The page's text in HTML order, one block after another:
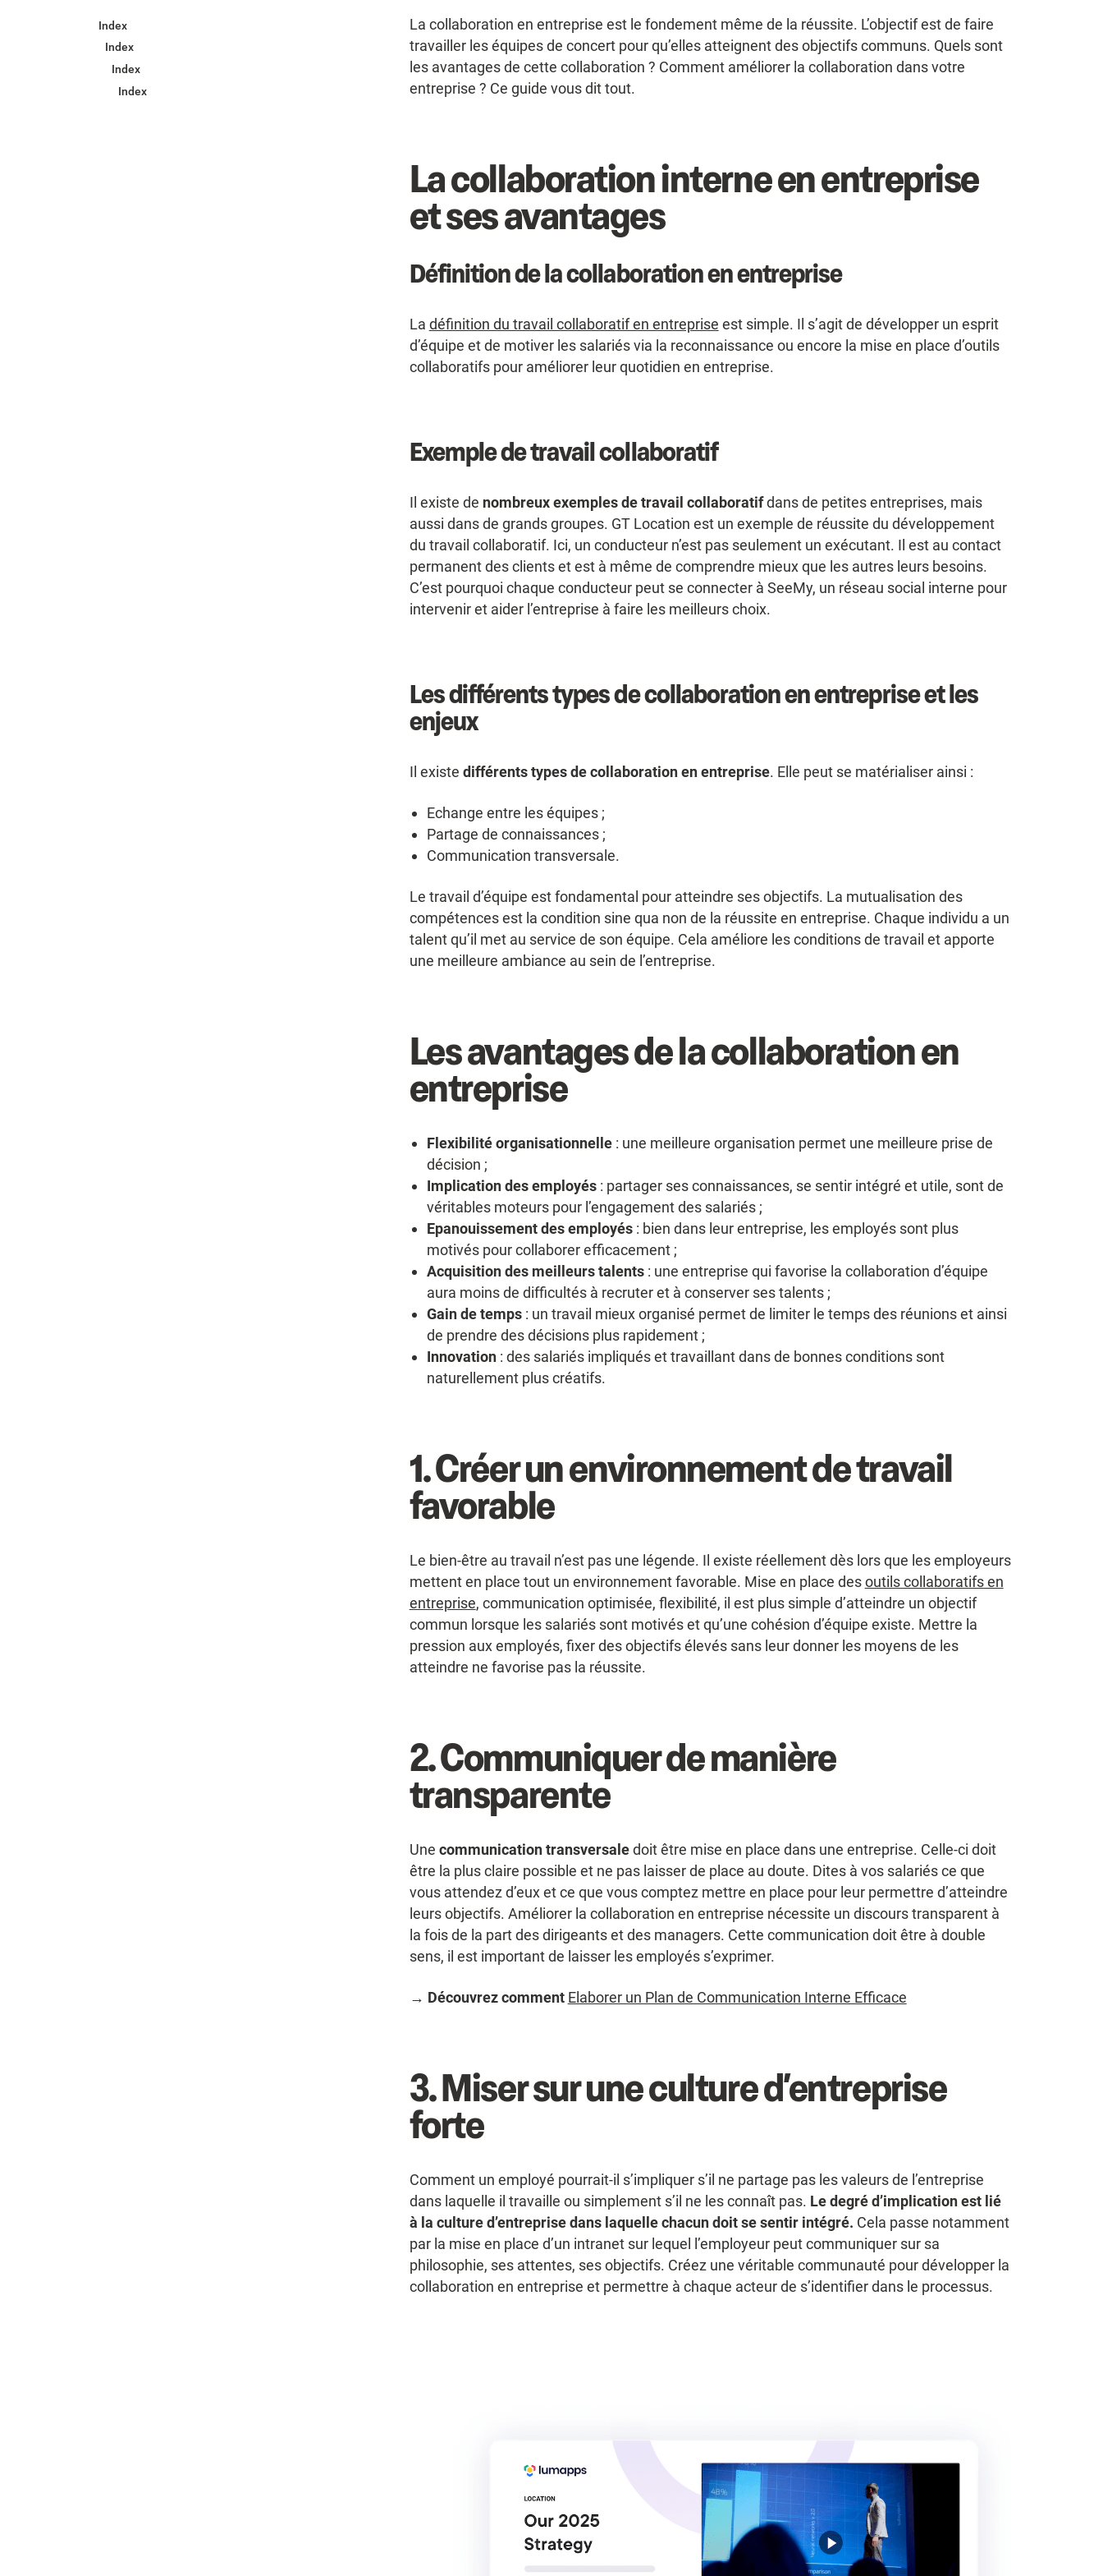
Index
Index
Index
Index
La collaboration en entreprise est le fondement même de la réussite. L’objectif est de faire
travailler les équipes de concert pour qu’elles atteignent des objectifs communs. Quels sont
les avantages de cette collaboration ? Comment améliorer la collaboration dans votre
entreprise ? Ce guide vous dit tout.
La collaboration interne en entreprise
et ses avantages
Définition de la collaboration en entreprise
La définition du travail collaboratif en entreprise est simple. Il s’agit de développer un esprit
d’équipe et de motiver les salariés via la reconnaissance ou encore la mise en place d’outils
collaboratifs pour améliorer leur quotidien en entreprise.
Exemple de travail collaboratif
Il existe de nombreux exemples de travail collaboratifdans de petites entreprises, mais
aussi dans de grands groupes. GT Location est un exemple de réussite du développement
du travail collaboratif. Ici, un conducteur n’est pas seulement un exécutant. Il est au contact
permanent des clients et est à même de comprendre mieux que les autres leurs besoins.
C’est pourquoi chaque conducteur peut se connecter à SeeMy, un réseau social interne pour
intervenir et aider l’entreprise à faire les meilleurs choix.
Les différents types de collaboration en entreprise et les
enjeux
Il existe différents types de collaboration en entreprise. Elle peut se matérialiser ainsi :
Echange entre les équipes ;
Partage de connaissances ;
Communication transversale.
Le travail d’équipe est fondamental pour atteindre ses objectifs. La mutualisation des
compétences est la condition sine qua non de la réussite en entreprise. Chaque individu a un
talent qu’il met au service de son équipe. Cela améliore les conditions de travail et apporte
une meilleure ambiance au sein de l’entreprise.
Les avantages de la collaboration en
entreprise
Flexibilité organisationnelle : une meilleure organisation permet une meilleure prise de
décision ;
Implication des employés : partager ses connaissances, se sentir intégré et utile, sont de
véritables moteurs pour l’engagement des salariés ;
Epanouissement des employés : bien dans leur entreprise, les employés sont plus
motivés pour collaborer efficacement ;
Acquisition des meilleurs talents : une entreprise qui favorise la collaboration d’équipe
aura moins de difficultés à recruter et à conserver ses talents ;
Gain de temps : un travail mieux organisé permet de limiter le temps des réunions et ainsi
de prendre des décisions plus rapidement ;
Innovation : des salariés impliqués et travaillant dans de bonnes conditions sont
naturellement plus créatifs.
1.Créer un environnement de travail
favorable
Le bien-être au travail n’est pas une légende. Il existe réellement dès lors que les employeurs
mettent en place tout un environnement favorable. Mise en place desoutils collaboratifs en
entreprise, communication optimisée, flexibilité, il est plus simple d’atteindre un objectif
commun lorsque les salariés sont motivés et qu’une cohésion d’équipe existe. Mettre la
pression aux employés, fixer des objectifs élevés sans leur donner les moyens de les
atteindre ne favorise pas la réussite.
2.Communiquer de manière
transparente
Une communication transversaledoit être mise en place dans une entreprise. Celle-ci doit
être la plus claire possible et ne pas laisser de place au doute. Dites à vos salariés ce que
vous attendez d’eux et ce que vous comptez mettre en place pour leur permettre d’atteindre
leurs objectifs. Améliorer la collaboration en entreprise nécessite un discours transparent à
la fois de la part des dirigeants et des managers. Cette communication doit être à double
sens, il est important de laisser les employés s’exprimer.
→ Découvrez comment Elaborer un Plan de Communication Interne Efficace
3.Miser sur une culture d’entreprise
forte
Comment un employé pourrait-il s’impliquer s’il ne partage pas les valeurs de l’entreprise
dans laquelle il travaille ou simplement s’il ne les connaît pas. Le degré d’implication est lié
à la culture d’entreprise dans laquelle chacun doit se sentir intégré. Cela passe notamment
par la mise en place d’un intranet sur lequel l’employeur peut communiquer sur sa
philosophie, ses attentes, ses objectifs. Créez une véritable communauté pour développer la
collaboration en entreprise et permettre à chaque acteur de s’identifier dans le processus.